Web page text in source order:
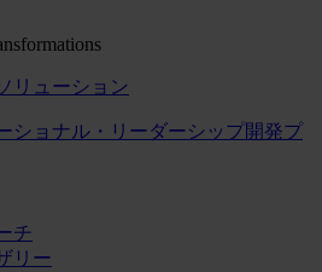
リューション
ショナル・リーダーシップ開発プ
チ
リー